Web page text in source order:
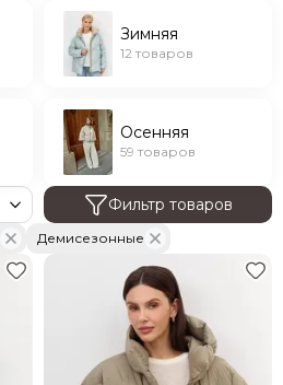
Зимняя
12 товаров
Осенняя
59 товаров
Фильтр товаров
Демисезонные